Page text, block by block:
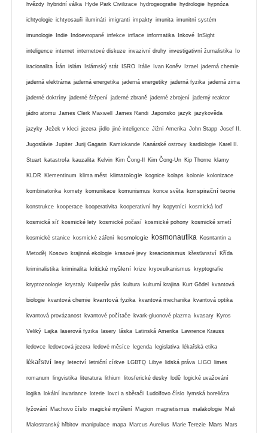
hvězdy hybridní válka Hyde Park Civilizace hydrogeografie hydrologie hypnóza
ichtyologie ichtyosauři ilumináti imigranti impakty imunita imunitní systém
imunologie Indie Indoevropané infekce inflace informatika Inkové InSight
inteligence internet internetové diskuze invazivní druhy investigativní žurnalistika Io
iracionalita Írán islám Islámský stát ISRO Itálie Ivan Koněv Izrael jaderná chemie
jaderná elektrárna jaderná energetika jaderná energetiky jaderná fyzika jaderná zima
jaderné doktríny jaderné štěpení jaderné zbraně jaderné zbrojení jaderný reaktor
jádro atomu James Clerk Maxwell James Randi Japonsko jazyk jazykověda
jazyky Ježek v kleci jezera jídlo jiné inteligence Jižní Amerika John Stapp Josef II.
Jugoslávie Jupiter Jurij Gagarin Kamiokande Kanárské ostrovy kardiologie Karel II.
Stuart katastrofa kauzalita Kelvin Kim Čong-Il Kim Čong-Un Kip Thorne klamy
KLDR Klementinum klima měst klimatologie kognice kolaps kolonie kolonizace
kombinatorika komety komunikace komunismus konce světa konspirační teorie
konstrukce kooperace kooperativita kooperativní hry kopytníci kosmická loď
kosmická síť kosmické lety kosmické počasí kosmické pohony kosmické smetí
kosmické stanice kosmické záření kosmologie kosmonautika Kosntantin a
Metoděj Kosovo krajinná ekologie krasové jevy kreacionismus křesťanství Křída
kriminalistika kriminalita kritické myšlení krize kryovulkanismus kryptografie
kryptozoologie krystaly Kuiperův pás kultura kulturní krajina Kurt Gödel kvantová
biologie kvantová chemie kvantová fyzika kvantová mechanika kvantová optika
kvantová provázanost kvantové počítače kvark-gluonové plazma kvasary Kyros
Veliký Lajka laserová fyzika lasery láska Latinská Amerika Lawrence Krauss
ledovce ledovcová jezera ledové měsíce legenda legislativa lékařská etika
lékařství lesy letectví letniční církve LGBTQ Libye lidská práva LIGO limes
romanum lingvistika literatura lithium litosferické desky lodě logické uvažování
logika lokální invariance loterie lovci a sběrači Ludolfovo číslo lymská borelióza
lyžování Machovo číslo magické myšlení Magion magnetismus malakologie Mali
Malostranský hřbitov manipulace mapa Marcus Aurelius Marie Terezie Mars Mars